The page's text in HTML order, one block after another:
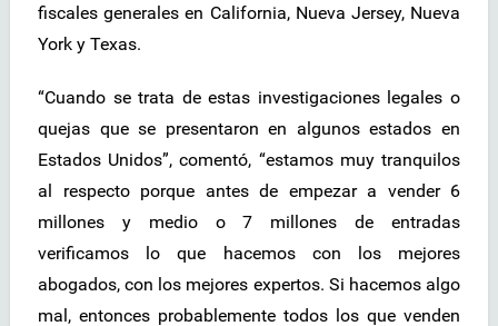
fiscales generales en California, Nueva Jersey, Nueva
York y Texas.
“Cuando se trata de estas investigaciones legales o
quejas que se presentaron en algunos estados en
Estados Unidos”, comentó, “estamos muy tranquilos
al respecto porque antes de empezar a vender 6
millones y medio o 7 millones de entradas
verificamos lo que hacemos con los mejores
abogados, con los mejores expertos. Si hacemos algo
mal, entonces probablemente todos los que venden